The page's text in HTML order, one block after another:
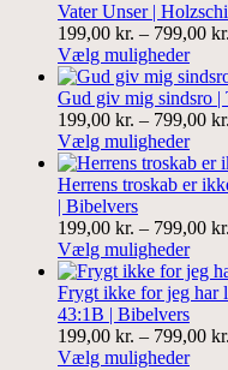
Vater Unser |
199,00 kr. – 799,00 kr.
Vælg muligheder
Gud giv mig sindsro
199,00 kr. – 799,00 kr.
Vælg muligheder
Herrens troskab er
| Bibelvers
199,00 kr. – 799,00 kr.
Vælg muligheder
Frygt ikke for jeg har
43:1B | Bibelvers
199,00 kr. – 799,00 kr.
Vælg muligheder